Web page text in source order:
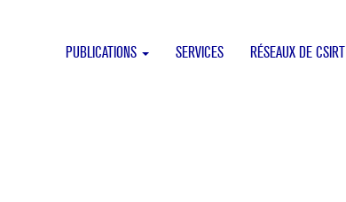
PUBLICATIONS SERVICES RÉSEAUX DE CSIRT